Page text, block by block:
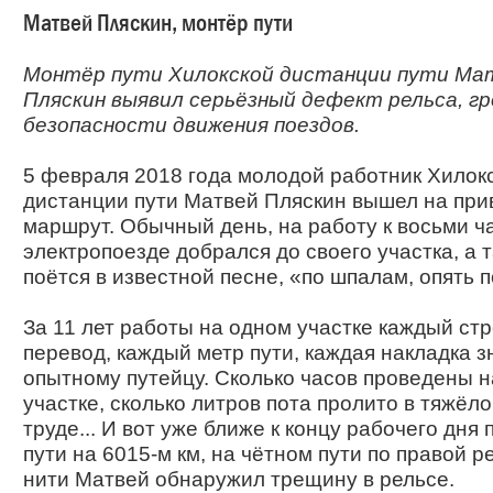
Матвей Пляскин, монтёр пути
Монтёр пути Хилокской дистанции пути
Пляскин выявил серьёзный дефект рельса,
безопасности движения поездов.
5 февраля 2018 года молодой работник
дистанции пути Матвей Пляскин вышел на
маршрут. Обычный день, на работу к восьми
электропоезде добрался до своего участка, а
поётся в известной песне, «по шпалам, опять
За 11 лет работы на одном участке каждый
перевод, каждый метр пути, каждая накладка
опытному путейцу. Сколько часов проведены
участке, сколько литров пота пролито в
труде... И вот уже ближе к концу рабочего дня
пути на 6015-м км, на чётном пути по правой
нити Матвей обнаружил трещину в рельсе.